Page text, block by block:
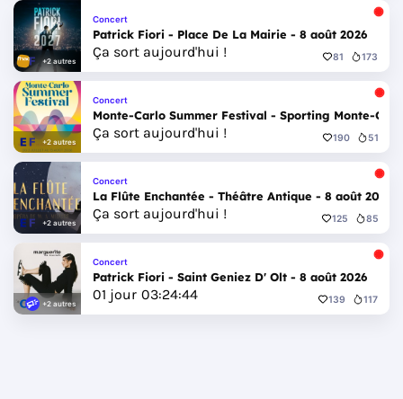
+2 autres
Concert
Patrick Fiori - Place De La Mairie - 8 août 2026
Ça sort aujourd'hui ! 81 173
+2 autres
Concert
Monte-Carlo Summer Festival - Sporting Monte-
Ça sort aujourd'hui ! 190 51
+2 autres
Concert
La Flûte Enchantée - Théâtre Antique - 8 août 2026
Ça sort aujourd'hui ! 125 85
+2 autres
Concert
Patrick Fiori - Saint Geniez D' Olt - 8 août 2026
01 jour 03:24:42 139 117